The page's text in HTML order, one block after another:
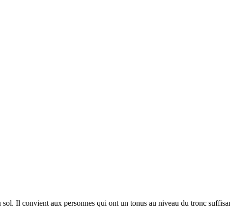
Il convient aux personnes qui ont un tonus au niveau du tronc